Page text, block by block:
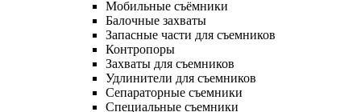
Мобильные съёмники
Балочные захваты
Запасные части для съемников
Контропоры
Захваты для съемников
Удлинители для съемников
Сепараторные съемники
Специальные съемники